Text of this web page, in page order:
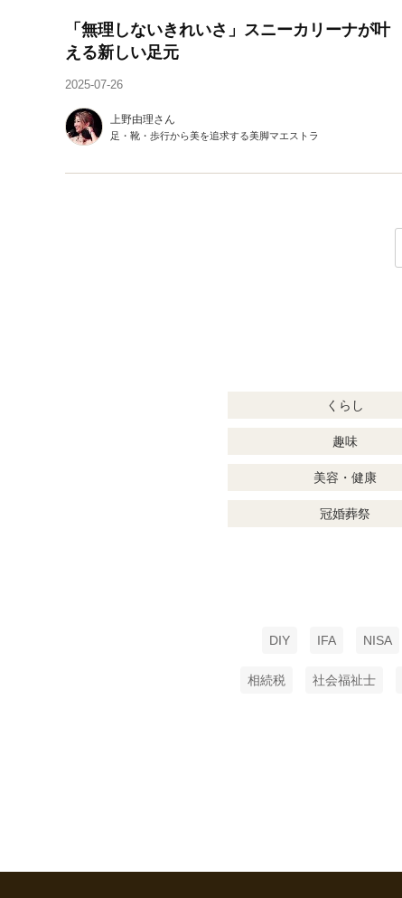
「無理しないきれいさ」スニーカリーナが叶
える新しい足元
2025-07-26
上野由理さん
足・靴・歩行から美を追求する美脚マエストラ
くらし
趣味
美容・健康
冠婚葬祭
DIY IFA NISA
相続税 社会福祉士